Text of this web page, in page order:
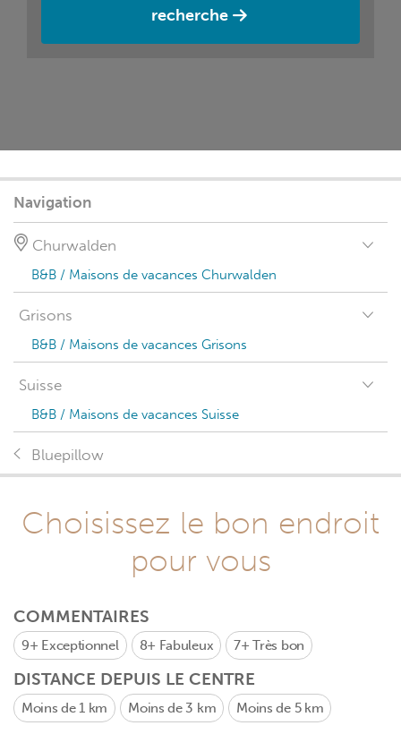
recherche
Navigation
Churwalden
B&B / Maisons de vacances Churwalden
Grisons
B&B / Maisons de vacances Grisons
Suisse
B&B / Maisons de vacances Suisse
Bluepillow
Choisissez le bon endroit
pour vous
COMMENTAIRES
9+ Exceptionnel 8+ Fabuleux 7+Très bon
DISTANCE DEPUIS LE CENTRE
Moins de 1 km Moins de 3 km Moins de 5 km